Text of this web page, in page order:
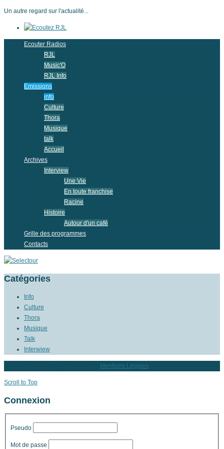
Un autre regard sur l'actualité...
Ecouter Radios
RJL
Music'O
RJL Info
Emissions
info
Culture
Thora
Musique
talk
Accueil
Archives
Interview
Une Vie
En toute franchise
Racine
Histoire
Autour d'un café
Grille des programmes
Contacts
Catégories
Info
Culture
Thora
Musique
Talk
Interwiew
Mentions Légales
Scroll to Top
Connexion
Pseudo
Mot de passe